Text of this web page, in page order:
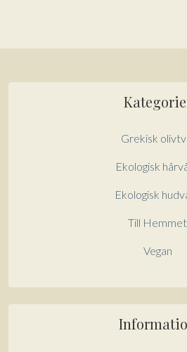
Grekisk
Ekologisk
Ekologisk
Till Hemmet
Vegan